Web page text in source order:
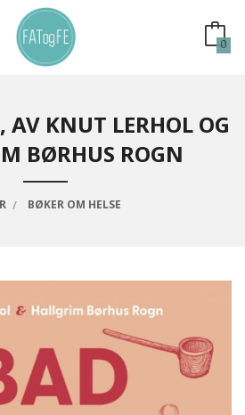
0
AV KNUT LERHOL OG
BØRHUS ROGN
BØKER OM HELSE